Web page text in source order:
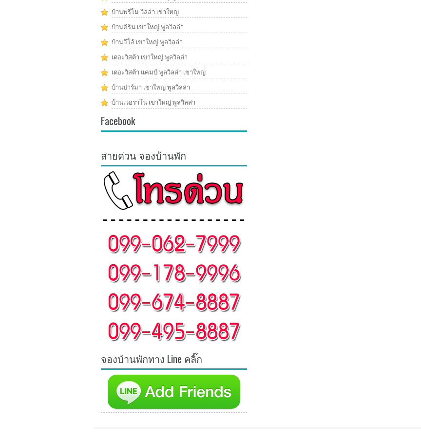
บ้านพรีโม วิลล่า เขาใหญ่
บ้านคิริน เขาใหญ่ พูลวิลล่า
บ้านจีโอ้ เขาใหญ่ พูลวิลล่า
เดอะวิสต้า เขาใหญ่ พูลวิลล่า
เดอะวิสต้า แคมป์ พูลวิลล่า เขาใหญ่
บ้านปาร์มา เขาใหญ่ พูลวิลล่า
บ้านเวอราโน่ เขาใหญ่ พูลวิลล่า
Facebook
สายด่วน จองบ้านพัก
จองบ้านพักทาง Line คลิ๊ก